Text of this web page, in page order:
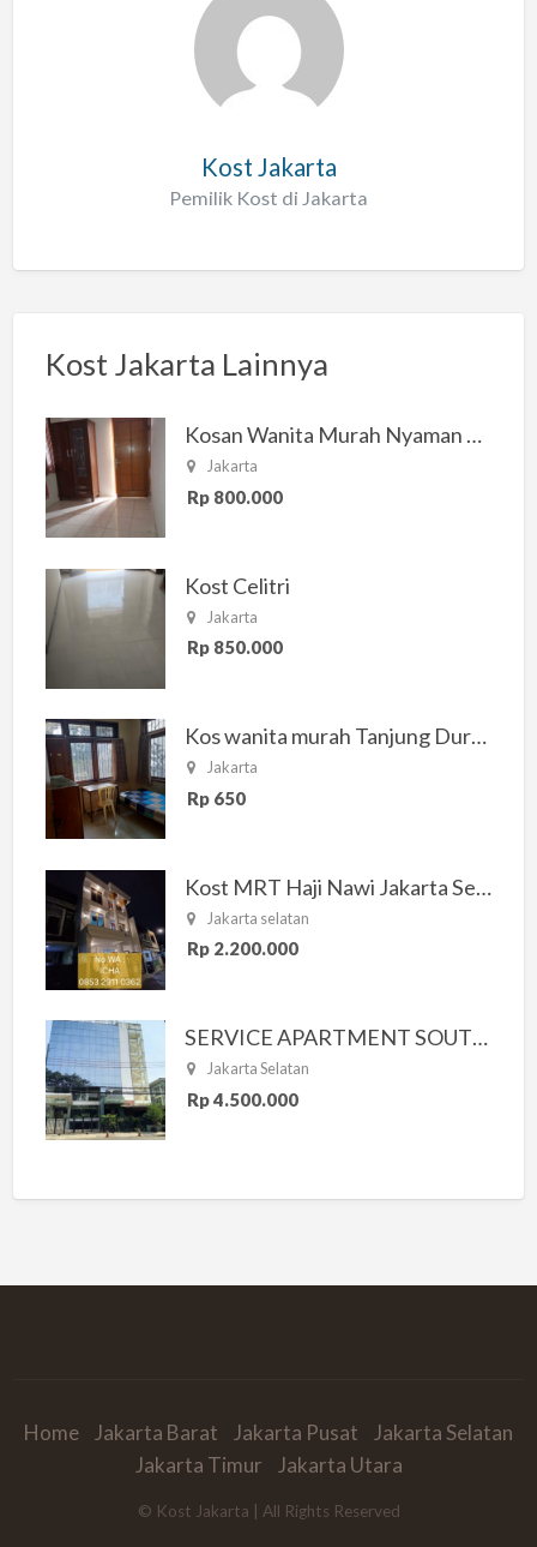
Kost Jakarta
Pemilik Kost di Jakarta
Kost Jakarta Lainnya
Kosan Wanita Murah Nyaman di Jakarta Selatan
Jakarta
Rp 800.000
Kost Celitri
Jakarta
Rp 850.000
Kos wanita murah Tanjung Duren Jakarta Barat
Jakarta
Rp 650
Kost MRT Haji Nawi Jakarta Selatan
Jakarta selatan
Rp 2.200.000
SERVICE APARTMENT SOUTH RESIDENCE
Jakarta Selatan
Rp 4.500.000
Home Jakarta Barat Jakarta Pusat
Jakarta Selatan
Jakarta Timur
Jakarta Utara
© Kost Jakarta | All Rights Reserved